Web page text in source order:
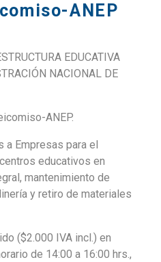
ANEP
EDUCATIVA
NACIONAL DE
ANEP.
a Empresas para el
educativos en
mantenimiento de
y retiro de materiales
($2.000 IVA incl.) en
de 14:00 a 16:00 hrs.,